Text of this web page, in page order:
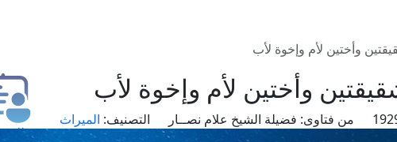
وأختين لأم وإخوة لأب
وأختين لأم وإخوة لأب
من فتاوى: فضيلة الشيخ علام نصــار التصنيف: الميراث
طلب